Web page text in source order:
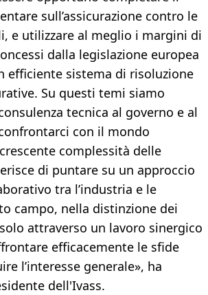
sull’assicurazione contro le
e utilizzare al meglio i margini di
dalla legislazione europea
efficiente sistema di risoluzione
Su questi temi siamo
tecnica al governo e al
con il mondo
complessità delle
di puntare su un approccio
tra l’industria e le
campo, nella distinzione dei
attraverso un lavoro sinergico
efficacemente le sfide
l’interesse generale», ha
dell'Ivass.